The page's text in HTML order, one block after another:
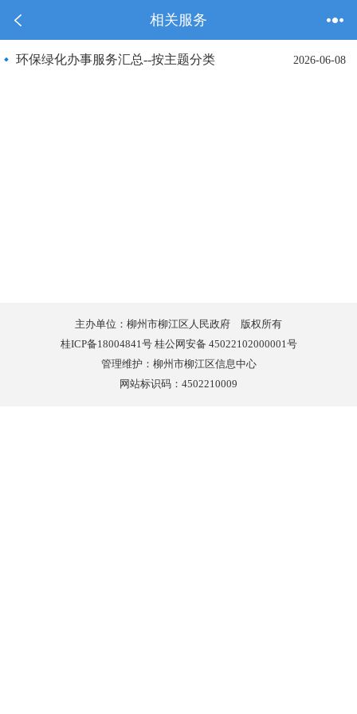
相关服务
2026-06-08
环保绿化办事服务汇总--按主题分类
主办单位：柳州市柳江区人民政府 版权所有
桂ICP备18004841号 桂公网安备 45022102000001号
管理维护：柳州市柳江区信息中心
网站标识码：4502210009